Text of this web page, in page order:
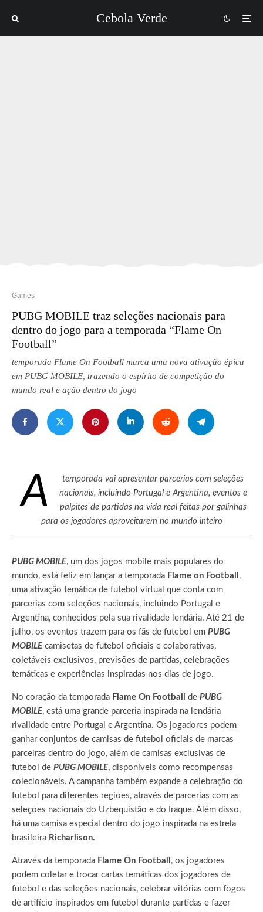
Cebola Verde
Games
PUBG MOBILE traz seleções nacionais para
dentro do jogo para a temporada “Flame On
Football”
temporada Flame On Football marca uma nova ativação épica
em PUBG MOBILE, trazendo o espírito de competição do
mundo real e ação dentro do jogo
A
temporada vai apresentar parcerias com seleções
nacionais, incluindo Portugal e Argentina, eventos e
palpites de partidas na vida real feitas por galinhas
para os jogadores aproveitarem no mundo inteiro
PUBG MOBILE, um dos jogos mobile mais populares do
mundo, está feliz em lançar a temporada Flame on Football ,
uma ativação temática de futebol virtual que conta com
parcerias com seleções nacionais, incluindo Portugal e
Argentina, conhecidos pela sua rivalidade lendária. Até 21 de
julho, os eventos trazem para os fãs de futebol em PUBG
MOBILE camisetas de futebol oficiais e colaborativas,
coletáveis exclusivos, previsões de partidas, celebrações
temáticas e experiências inspiradas nos dias de jogo.
No coração da temporada Flame On Football de PUBG
MOBILE, está uma grande parceria inspirada na lendária
rivalidade entre Portugal e Argentina. Os jogadores podem
ganhar conjuntos de camisas de futebol oficiais de marcas
parceiras dentro do jogo, além de camisas exclusivas de
futebol de PUBG MOBILE, disponíveis como recompensas
colecionáveis. A campanha também expande a celebração do
futebol para diferentes regiões, através de parcerias com as
seleções nacionais do Uzbequistão e do Iraque. Além disso,
há uma camisa especial dentro do jogo inspirada na estrela
brasileira Richarlison.
Através da temporada Flame On Football , os jogadores
podem coletar e trocar cartas temáticas dos jogadores de
futebol e das seleções nacionais, celebrar vitórias com fogos
de artifício inspirados em futebol durante partidas e fazer